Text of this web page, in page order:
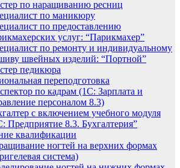
по наращиванию ресниц
по маникюру
по предоставлению
услуг: “Парикмахер”
по ремонту и индивидуальному
швейных изделий: “Портной”
педикюра
переподготовка
по кадрам (1С: Зарплата и
персоналом 8.3)
с включением учебного модуля
Предприятие 8.3. Бухгалтерия”
квалификации
ногтей на верхних формах
система)